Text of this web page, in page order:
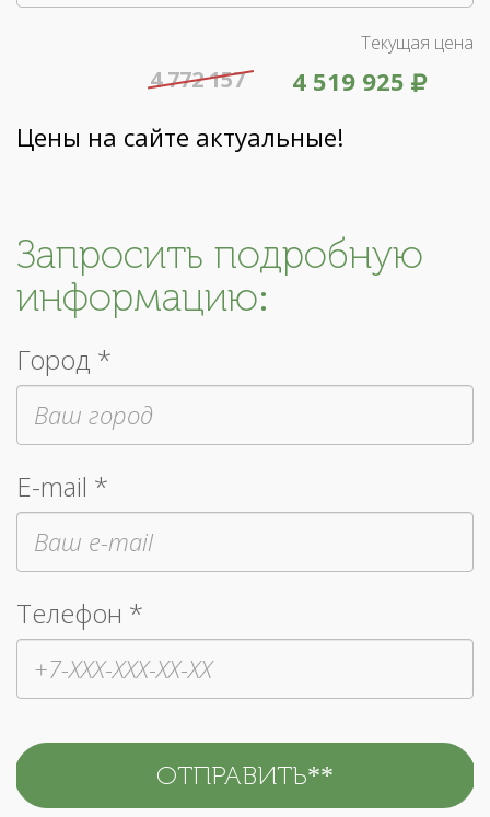
Текущая цена
4 519 925
4 772 157
Цены на сайте актуальные!
Запросить подробную
информацию:
Город *
E-mail *
Телефон *